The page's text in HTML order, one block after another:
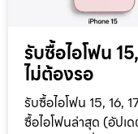
รับซื้อไอโฟน
ไม่ต้องรอ
รับซื้อไอโฟน 15, 16,
ซื้อไอโฟนล่าสุด (อัป